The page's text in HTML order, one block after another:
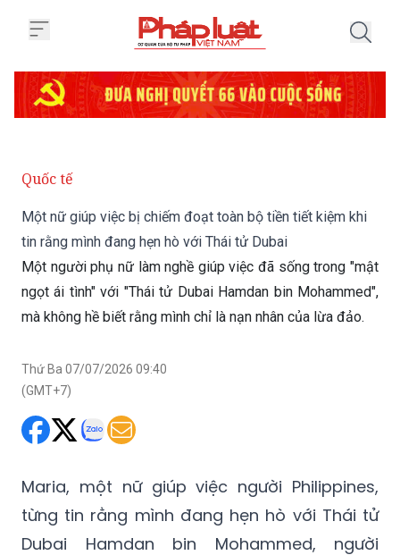
Một nữ giúp việc bị chiếm đoạt toàn bộ tiền tiết kiệm khi
Một người phụ nữ làm nghề giúp việc đã sống trong "mật
ngọt ái tình" với "Thái tử Dubai Hamdan bin Mohammed",
mà không hề biết rằng mình chỉ là nạn nhân của lừa đảo.
Thứ Ba 07/07/2026 09:40
Maria, một nữ giúp việc người Philippines,
Dubai Hamdan bin Mohammed, người
thường được biết đến với biệt danh Fazza.